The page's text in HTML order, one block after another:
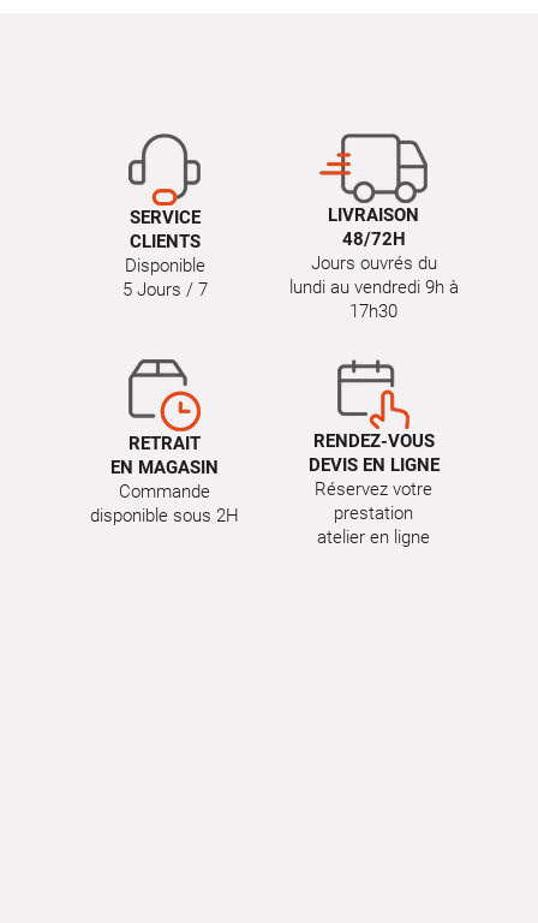
SERVICE
CLIENTS
Disponible
5 Jours / 7
LIVRAISON
48/72H
Jours ouvrés du
lundi au vendredi 9h à
17h30
RETRAIT
EN MAGASIN
Commande
disponible sous 2H
RENDEZ-VOUS
DEVIS EN LIGNE
Réservez votre
prestation
atelier en ligne